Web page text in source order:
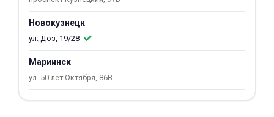
Новокузнецк
ул. Доз, 19/28
Мариинск
ул. 50 лет Октября, 86В
недели